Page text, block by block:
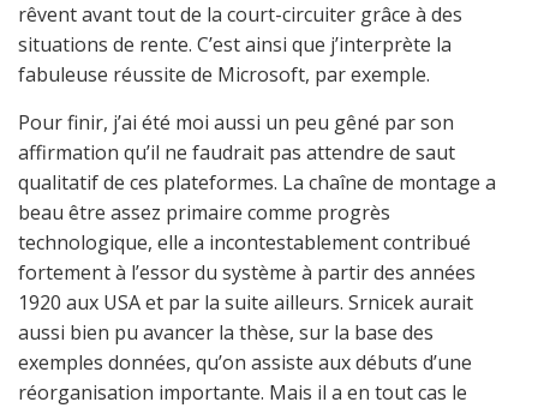
rêvent avant tout de la court-circuiter grâce à des
situations de rente. C’est ainsi que j’interprète la
fabuleuse réussite de Microsoft, par exemple.
Pour finir, j’ai été moi aussi un peu gêné par son
affirmation qu’il ne faudrait pas attendre de saut
qualitatif de ces plateformes. La chaîne de montage a
beau être assez primaire comme progrès
technologique, elle a incontestablement contribué
fortement à l’essor du système à partir des années
1920 aux USA et par la suite ailleurs. Srnicek aurait
aussi bien pu avancer la thèse, sur la base des
exemples données, qu’on assiste aux débuts d’une
réorganisation importante. Mais il a en tout cas le